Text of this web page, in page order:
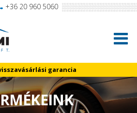
+36 20 960 5060
garancia